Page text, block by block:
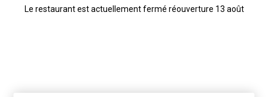
Le restaurant est actuellement fermé réouverture 13 août